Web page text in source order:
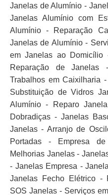
Janelas de Alumínio -
Janelas Alumínio com
Alumínio - Reparação
Janelas de Alumínio -
em Janelas ao
Reparação de
Trabalhos em Caixilharia
Substituição de Vidros
Alumínio - Reparo
Dobradiças - Janelas
Janelas - Arranjo de
Portadas - Empresa
Melhorias Janelas -
- Janelas Empresa -
Janelas Fecho Elétrico -
SOS Janelas - Serviços